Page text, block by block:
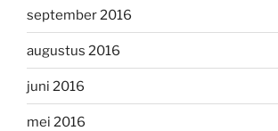
september 2016
augustus 2016
juni 2016
mei 2016